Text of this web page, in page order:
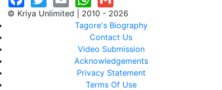
© Kriya Unlimited | 2010 - 2026
Tagore's Biography
Contact Us
Video Submission
Acknowledgements
Privacy Statement
Terms Of Use